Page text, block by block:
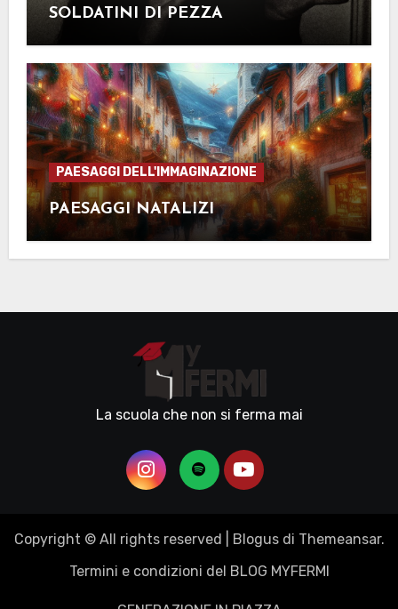
SOLDATINI DI PEZZA
PAESAGGI DELL'IMMAGINAZIONE
PAESAGGI NATALIZI
La scuola che non si ferma mai
Copyright © All rights reserved Blogusdi Themeansar.
Termini e condizioni del BLOG MYFERMI